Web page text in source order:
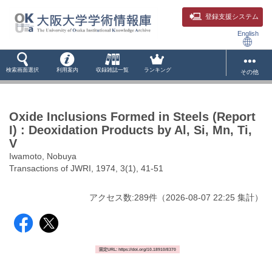
登録支援システム
English
検索画面選択 利用案内 収録雑誌一覧 ランキング その他
Oxide Inclusions Formed in Steels (Report
I) : Deoxidation Products by Al, Si, Mn, Ti,
V
Iwamoto, Nobuya
Transactions of JWRI, 1974, 3(1), 41-51
アクセス数:289件 （2026-08-07 22:25 集計）
固定URL: https://doi.org/10.18910/8370